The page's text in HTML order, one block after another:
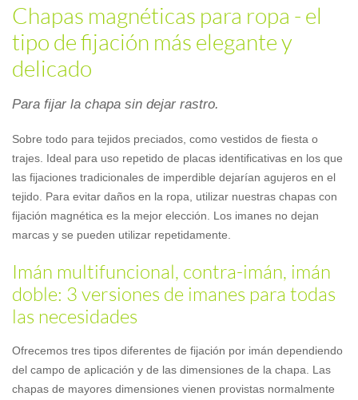
Chapas magnéticas para ropa - el
tipo de fijación más elegante y
delicado
Para fijar la chapa sin dejar rastro.
Sobre todo para tejidos preciados, como vestidos de fiesta o
trajes. Ideal para uso repetido de placas identificativas en los que
las fijaciones tradicionales de imperdible dejarían agujeros en el
tejido. Para evitar daños en la ropa, utilizar nuestras chapas con
fijación magnética es la mejor elección. Los imanes no dejan
marcas y se pueden utilizar repetidamente.
Imán multifuncional, contra-imán, imán
doble: 3 versiones de imanes para todas
las necesidades
Ofrecemos tres tipos diferentes de fijación por imán dependiendo
del campo de aplicación y de las dimensiones de la chapa. Las
chapas de mayores dimensiones vienen provistas normalmente